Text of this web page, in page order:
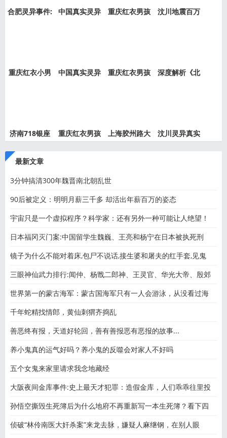
合肥灵异事件:
中国真实灵异
重庆红衣男孩
汶川地震百万
重庆红衣小男
中国真实灵异
重庆红衣男孩
深度解析《北
济南718银座
重庆红衣男孩
上海胶州路大
汶川灵异真实
最新文章
3分钟搞清300年魏晋南北朝乱世
90后被定义：明明月薪三千多 却活出年薪百万的姿态
宇宙只是一个虚拟程序？科学家：还有另外一种可能让人绝望！
日本福冈灭门案:中国留学生魏巍、王亮和杨宁在日本被执死刑
镜子为什么不能对着床,包尸不说话,接生婆和屠夫的红手套,见鬼
三眼神仙武力排行:闻仲、杨戬二郎神、王灵官、华光大帝、殷郊
世界第一的蒙古海军：蒙古国海军只有一人会游泳，从没看过海
千年蛇精找情郎，黄仙刺猬齐捣乱
善恶终有报，天道好轮回，善有善报恶有恶报的故事...
养小鬼真的运气好吗？养小鬼的反噬会对家人不好吗
五个女鬼来家里请求我念地藏经
大阪夜间金库事件:史上最天才犯罪：造假金库，人们乖乖往里投
孙悟空撕毁生死簿后为什么地府不再重新写一本生死簿？看下四
侦破“林伶南医大奸杀案”来龙去脉，嫌疑人麻继钢，在别人眼